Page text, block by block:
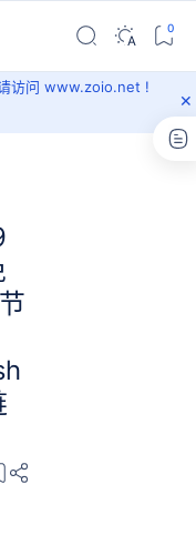
访问 www.zoio.net !